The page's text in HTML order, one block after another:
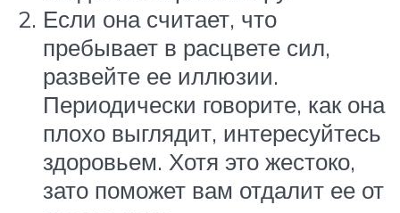
Если она считает, что
пребывает в расцвете сил,
развейте ее иллюзии.
Периодически говорите, как она
плохо выглядит, интересуйтесь
здоровьем. Хотя это жестоко,
зато поможет вам отдалит ее от